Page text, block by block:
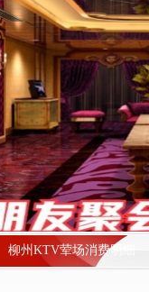
柳州KTV荤场消费明细